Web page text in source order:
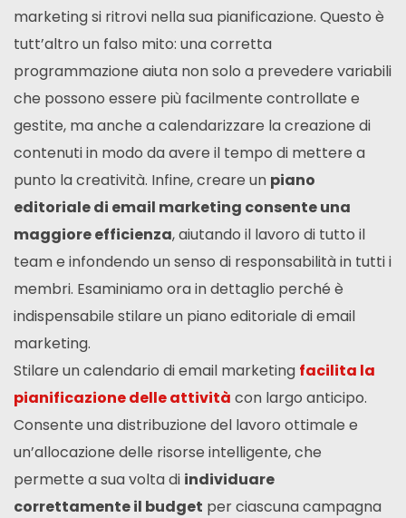
marketing si ritrovi nella sua pianificazione. Questo è
tutt’altro un falso mito: una corretta
programmazione aiuta non solo a prevedere variabili
che possono essere più facilmente controllate e
gestite, ma anche a calendarizzare la creazione di
contenuti in modo da avere il tempo di mettere a
punto la creatività. Infine, creare un piano
editoriale di email marketing consente una
maggiore efficienza, aiutando il lavoro di tutto il
team e infondendo un senso di responsabilità in tutti i
membri. Esaminiamo ora in dettaglio perché è
indispensabile stilare un piano editoriale di email
marketing.
Stilare un calendario di email marketing facilita la
pianificazione delle attività con largo anticipo.
Consente una distribuzione del lavoro ottimale e
un’allocazione delle risorse intelligente, che
permette a sua volta di individuare
correttamente il budget per ciascuna campagna